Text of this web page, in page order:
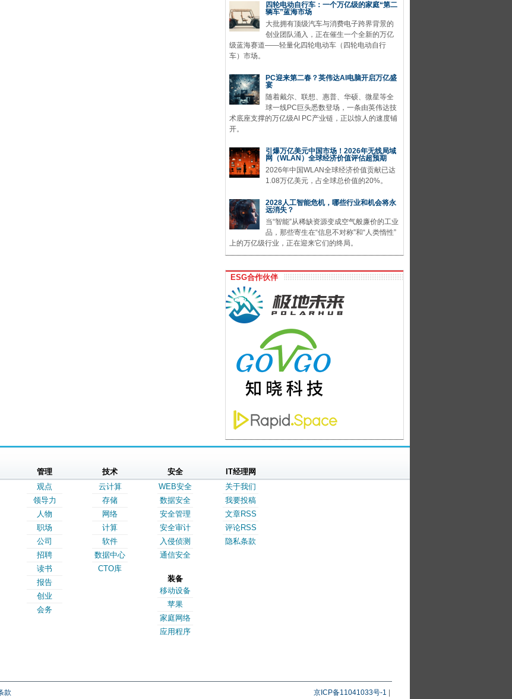
四轮电动自行车：一个万亿级的家庭“第二
辆车”蓝海市场
大批拥有顶级汽车与消费电子跨界背景的
创业团队涌入，正在催生一个全新的万亿
级蓝海赛道——轻量化四轮电动车（四轮电动自行
车）市场。
PC迎来第二春？英伟达AI电脑开启万亿盛
宴
随着戴尔、联想、惠普、华硕、微星等全
球一线PC巨头悉数登场，一条由英伟达技
术底座支撑的万亿级AI PC产业链，正以惊人的速度铺
开。
引爆万亿美元中国市场！2026年无线局域
网（WLAN）全球经济价值评估超预期
2026年中国WLAN全球经济价值贡献已达
1.08万亿美元，占全球总价值的20%。
2028人工智能危机，哪些行业和机会将永
远消失？
当“智能”从稀缺资源变成空气般廉价的工业
品，那些寄生在“信息不对称”和“人类惰性”
上的万亿级行业，正在迎来它们的终局。
ESG合作伙伴
管理
观点
领导力
人物
职场
公司
招聘
读书
报告
创业
会务
技术
云计算
存储
网络
计算
软件
数据中心
CTO库
安全
WEB安全
数据安全
安全管理
安全审计
入侵侦测
通信安全
装备
移动设备
苹果
家庭网络
应用程序
IT经理网
关于我们
我要投稿
文章RSS
评论RSS
隐私条款
款 京ICP备11041033号-1